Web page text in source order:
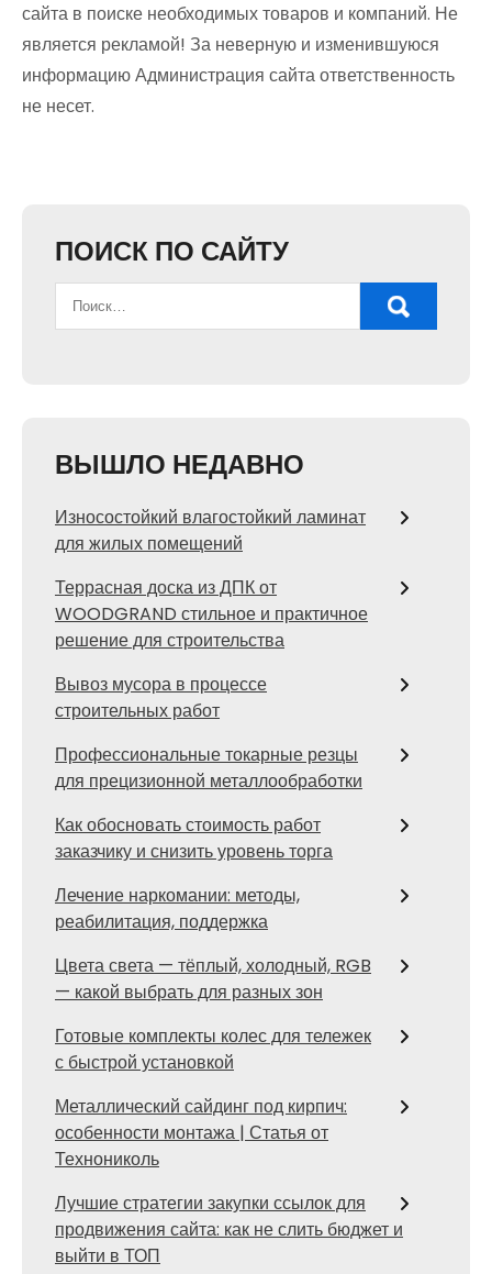
сайта в поиске необходимых товаров и компаний. Не
является рекламой! За неверную и изменившуюся
информацию Администрация сайта ответственность
не несет.
ПОИСК ПО САЙТУ
ВЫШЛО НЕДАВНО
Износостойкий влагостойкий ламинат
для жилых помещений
Террасная доска из ДПК от
WOODGRAND стильное и практичное
решение для строительства
Вывоз мусора в процессе
строительных работ
Профессиональные токарные резцы
для прецизионной металлообработки
Как обосновать стоимость работ
заказчику и снизить уровень торга
Лечение наркомании: методы,
реабилитация, поддержка
Цвета света — тёплый, холодный, RGB
— какой выбрать для разных зон
Готовые комплекты колес для тележек
с быстрой установкой
Металлический сайдинг под кирпич:
особенности монтажа | Статья от
Технониколь
Лучшие стратегии закупки ссылок для
продвижения сайта: как не слить бюджет и
выйти в ТОП